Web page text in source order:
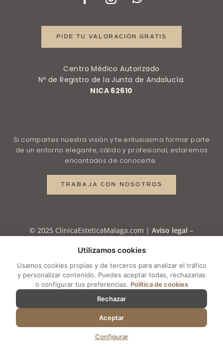
PIDE TU VALORACIÓN GRATIS
Centro Médico Autorizado
Nº de Registro de la Junta de Andalucía:
NICA 62610
Si compartes nuestra visión y te entusiasma formar parte
de un entorno elegante, cálido y profesional, estaremos
encantados de conocerte.
TRABAJA CON NOSOTROS
© 2025 ClinicaEsteticaMalaga.com |Aviso legal –
Política de Cookies–Configurar cookies
Utilizamos cookies
Usamos cookies propias y de terceros para analizar el tráfico
y personalizar contenido. Puedes aceptar todas, rechazarlas
o configurar tus preferencias. Política de cookies
Rechazar
Aceptar
Configurar
Preferencias de cookies